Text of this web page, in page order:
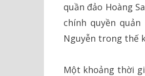
quần đảo Hoàng
chính quyền
Nguyễn trong thế
Một khoảng thời